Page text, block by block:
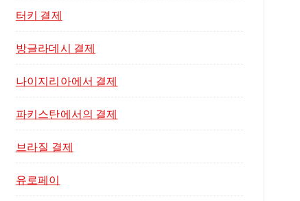
터키 결제
방글라데시 결제
나이지리아에서 결제
파키스탄에서의 결제
브라질 결제
유로페이